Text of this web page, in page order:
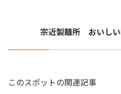
宗近製麺所 おいし
このスポットの関連記事